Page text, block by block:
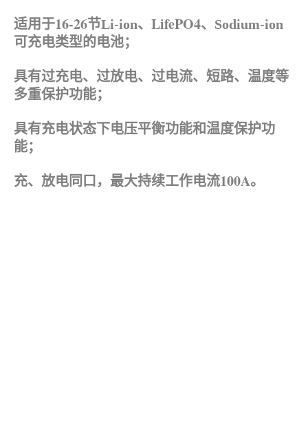
适用于16-26节Li-ion、 LifePO4、 Sodium-ion
可充电类型的电池；
具有过充电、过放电、过电流、短路、温度等
多重保护功能；
具有充电状态下电压平衡功能和温度保护功
能；
充、放电同口，最大持续工作电流100A。